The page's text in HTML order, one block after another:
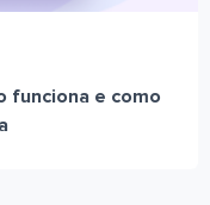
funciona e como